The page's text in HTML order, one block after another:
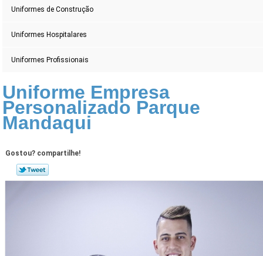
Uniformes de Construção
Uniformes Hospitalares
Uniformes Profissionais
Uniforme Empresa
Personalizado Parque
Mandaqui
Gostou? compartilhe!